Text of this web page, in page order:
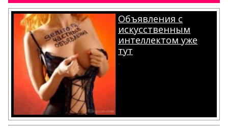
Объявления с
искусственным
интеллектом уже
тут
.